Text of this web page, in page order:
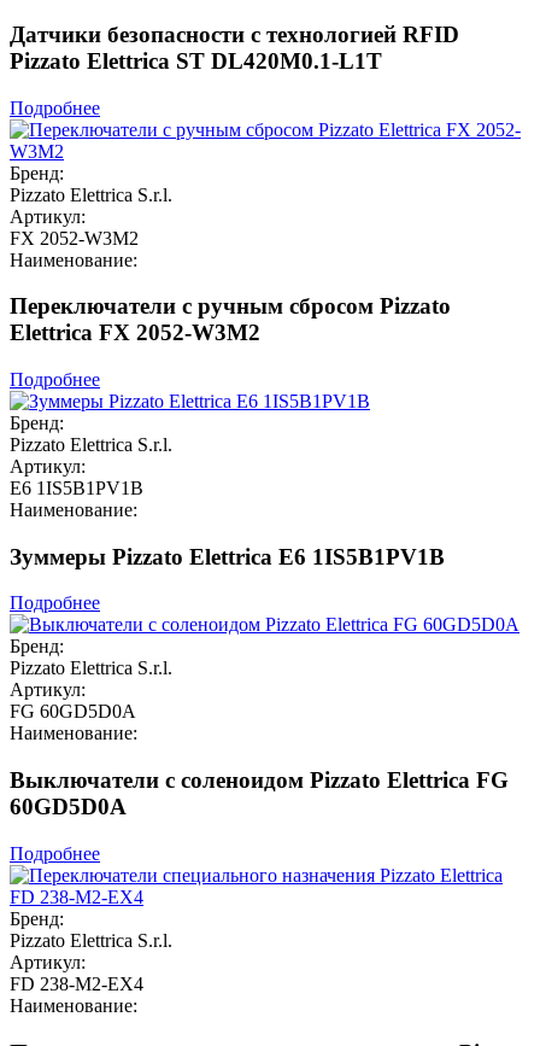
Датчики безопасности с технологией RFID
Pizzato Elettrica ST DL420M0.1-L1T
Подробнее
Бренд:
Pizzato Elettrica S.r.l.
Артикул:
FX 2052-W3M2
Наименование:
Переключатели с ручным сбросом Pizzato
Elettrica FX 2052-W3M2
Подробнее
Бренд:
Pizzato Elettrica S.r.l.
Артикул:
E6 1IS5B1PV1B
Наименование:
Зуммеры Pizzato Elettrica E6 1IS5B1PV1B
Подробнее
Бренд:
Pizzato Elettrica S.r.l.
Артикул:
FG 60GD5D0A
Наименование:
Выключатели с соленоидом Pizzato Elettrica FG
60GD5D0A
Подробнее
Бренд:
Pizzato Elettrica S.r.l.
Артикул:
FD 238-M2-EX4
Наименование: